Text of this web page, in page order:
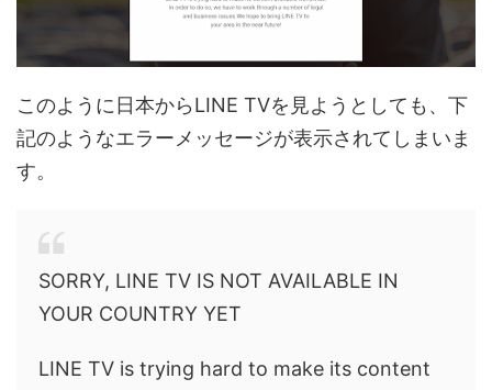
このように日本からLINE TVを見ようとしても、下
記のようなエラーメッセージが表示されてしまいま
す。
SORRY, LINE TV IS NOT AVAILABLE IN
YOUR COUNTRY YET
LINE TV is trying hard to make its content